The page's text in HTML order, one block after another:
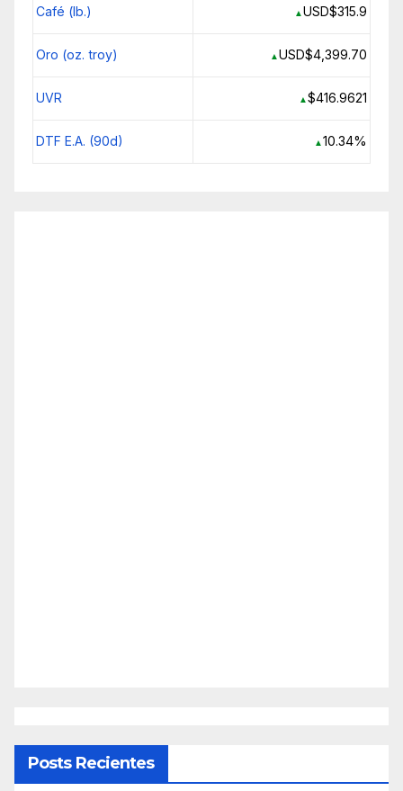
Café (lb.) ▲USD$315.9
Oro (oz. troy) ▲USD$4,399.70
UVR ▲$416.9621
DTF E.A. (90d) ▲10.34%
Posts Recientes